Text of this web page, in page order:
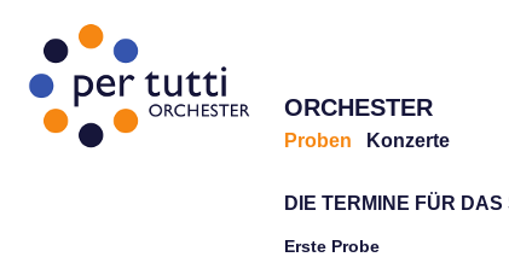
ORCHESTER
Proben Konzerte
DIE TERMINE FÜR
Erste Probe